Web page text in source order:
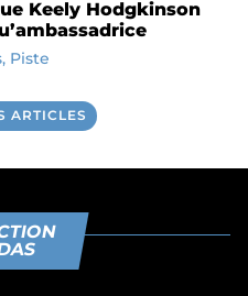
Keely Hodgkinson
, Piste
ARTICLES